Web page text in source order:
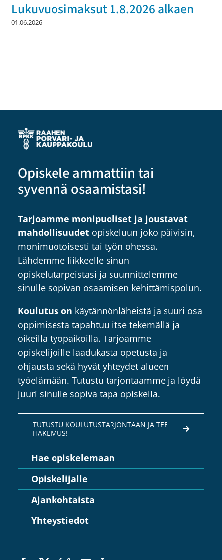
Lukuvuosimaksut 1.8.2026 alkaen
01.06.2026
Opiskele ammattiin tai
syvennä osaamistasi!
Tarjoamme monipuoliset ja joustavat
mahdollisuudetopiskeluun joko päivisin,
monimuotoisesti tai työn ohessa.
Lähdemme liikkeelle sinun
opiskelutarpeistasi ja suunnittelemme
sinulle sopivan osaamisen kehittämispolun.
Koulutus on käytännönläheistä ja suuri osa
oppimisesta tapahtuu itse tekemällä ja
oikeilla työpaikoilla. Tarjoamme
opiskelijoille laadukasta opetusta ja
ohjausta sekä hyvät yhteydet alueen
työelämään. Tutustu tarjontaamme ja löydä
juuri sinulle sopiva tapa opiskella.
TUTUSTU KOULUTUSTARJONTAAN JA TEE
HAKEMUS!
Hae opiskelemaan
Opiskelijalle
Ajankohtaista
Yhteystiedot